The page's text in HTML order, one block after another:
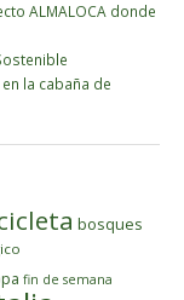
ALMALOCA donde
la cabaña de
bosques
fin de semana